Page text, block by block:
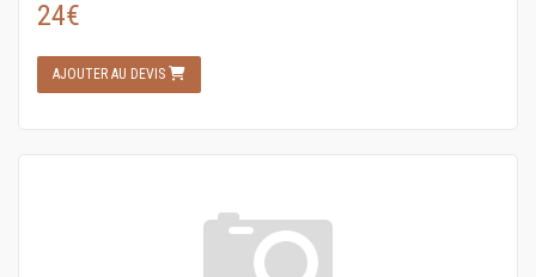
24€
AJOUTER AU DEVIS